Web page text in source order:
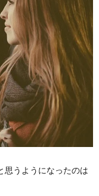
思うようになったのは